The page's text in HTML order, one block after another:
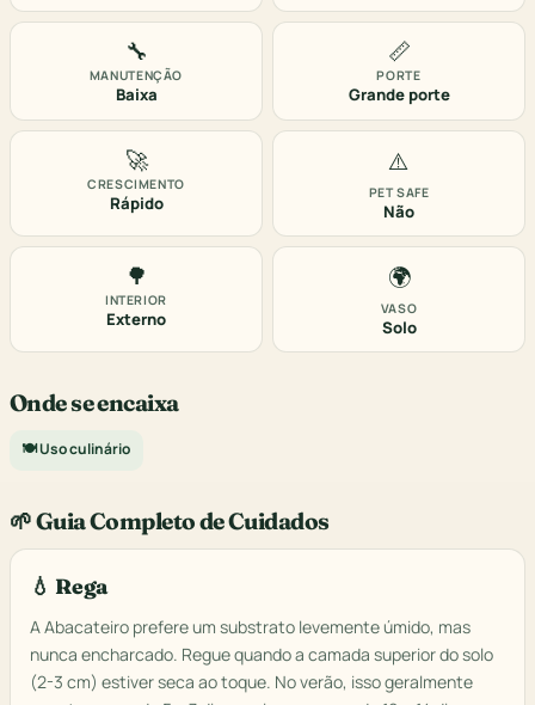
🔧
MANUTENÇÃO
Baixa
📏
PORTE
Grande porte
🚀
CRESCIMENTO
Rápido
⚠️
PET SAFE
Não
🌳
INTERIOR
Externo
🌍
VASO
Solo
Onde se encaixa
🍽️ Uso culinário
🌱 Guia Completo de Cuidados
💧 Rega
A Abacateiro prefere um substrato levemente úmido, mas
nunca encharcado. Regue quando a camada superior do solo
(2-3 cm) estiver seca ao toque. No verão, isso geralmente